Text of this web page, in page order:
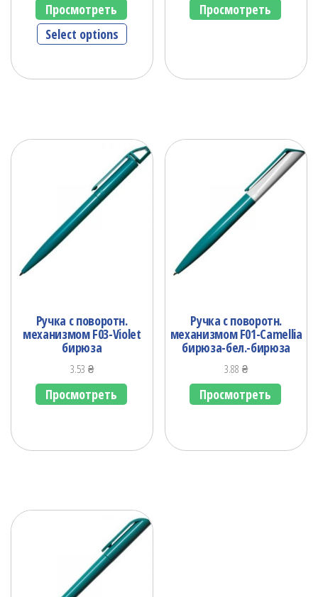
Просмотреть
Select options
Просмотреть
Ручка с поворотн.
механизмом F03-Violet
бирюза
3.53 ₴
Просмотреть
Ручка с поворотн.
механизмом F01-Camellia
бирюза-бел.-бирюза
3.88₴
Просмотреть